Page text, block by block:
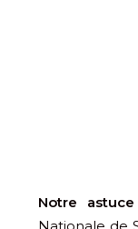
Notre
Nationale de